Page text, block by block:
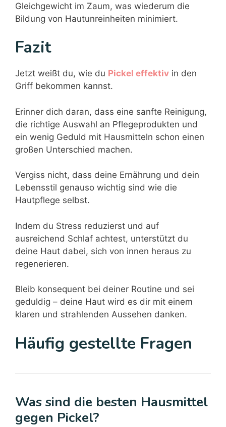
Gleichgewicht im Zaum, was wiederum die
Bildung von Hautunreinheiten minimiert.
Fazit
Jetzt weißt du, wie du Pickel effektiv in den
Griff bekommen kannst.
Erinner dich daran, dass eine sanfte Reinigung,
die richtige Auswahl an Pflegeprodukten und
ein wenig Geduld mit Hausmitteln schon einen
großen Unterschied machen.
Vergiss nicht, dass deine Ernährung und dein
Lebensstil genauso wichtig sind wie die
Hautpflege selbst.
Indem du Stress reduzierst und auf
ausreichend Schlaf achtest, unterstützt du
deine Haut dabei, sich von innen heraus zu
regenerieren.
Bleib konsequent bei deiner Routine und sei
geduldig – deine Haut wird es dir mit einem
klaren und strahlenden Aussehen danken.
Häufig gestellte Fragen
Was sind die besten Hausmittel
gegen Pickel?